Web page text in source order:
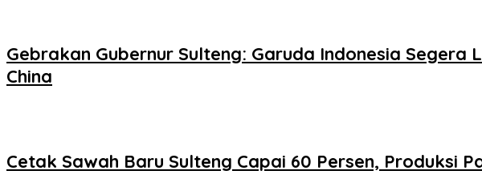
Gebrakan Gubernur Sulteng: Garuda Indonesia
China
Cetak Sawah Baru Sulteng Capai 60 Persen, Produksi